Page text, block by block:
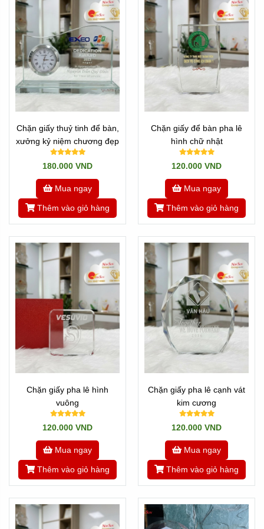
ngành: Chúng tôi có máy in UV trực tiếp, máy khắc pha lê
2D, 3D, máy khắc trên bề mặt.
*2 Là công ty có qui mô lớn: Có thể nhận đơn hàng gấp.
Trong 1 ngày có thể nhận đơn hàng gấp 200 cái/ ngày. Vì
công ty nào có thể đáp ứng được.
---//---
*** Nếu Quí công ty đang cần gấp: hãy cứ liên hệ với chung
tôi. NHẬN LÀM GẤP, CHỈ CẦN BẠN TRẢ ĐÚNG GIÁ TRỊ.
Hotline: 0901460008
*** Nếu Quí công ty đang cần đơn vị UY TÍN, hãy đến với
chúng tôi. Tìm hiểu thêm
Về chúng tôi
Có thể tham khảo thêm nhiều sản phẩm tương tự
Kỷ niệm
chương pha lê giá rẻ
Chặn giấy thuỷ tinh để bàn,
xưởng kỷ niệm chương đẹp
180.000 VND
Mua ngay
Thêm vào giỏ hàng
Chặn giấy để bàn pha lê
hình chữ nhật
120.000 VND
Mua ngay
Thêm vào giỏ hàng
Chặn giấy pha lê hình
vuông
120.000 VND
Mua ngay
Thêm vào giỏ hàng
Chặn giấy pha lê cạnh vát
kim cương
120.000 VND
Mua ngay
Thêm vào giỏ hàng